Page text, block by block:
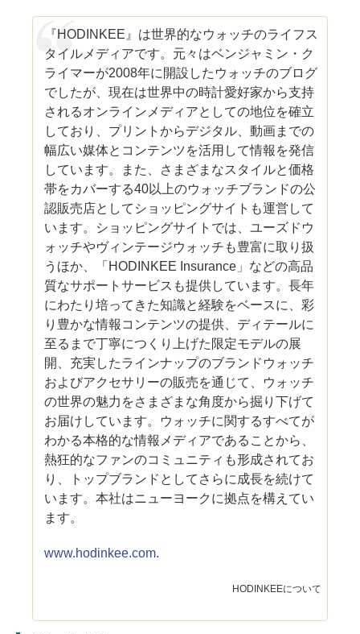
『HODINKEE』は世界的なウォッチのライフス
タイルメディアです。元々はベンジャミン・ク
ライマーが2008年に開設したウォッチのブログ
でしたが、現在は世界中の時計愛好家から支持
されるオンラインメディアとしての地位を確立
しており、プリントからデジタル、動画までの
幅広い媒体とコンテンツを活用して情報を発信
しています。また、さまざまなスタイルと価格
帯をカバーする40以上のウォッチブランドの公
認販売店としてショッピングサイトも運営して
います。ショッピングサイトでは、ユーズドウ
ォッチやヴィンテージウォッチも豊富に取り扱
うほか、「HODINKEE Insurance」などの高品
質なサポートサービスも提供しています。長年
にわたり培ってきた知識と経験をベースに、彩
り豊かな情報コンテンツの提供、ディテールに
至るまで丁寧につくり上げた限定モデルの展
開、充実したラインナップのブランドウォッチ
およびアクセサリーの販売を通じて、ウォッチ
の世界の魅力をさまざまな角度から掘り下げて
お届けしています。ウォッチに関するすべてが
わかる本格的な情報メディアであることから、
熱狂的なファンのコミュニティも形成されてお
り、トップブランドとしてさらに成長を続けて
います。本社はニューヨークに拠点を構えてい
ます。
www.hodinkee.com.
HODINKEEについて